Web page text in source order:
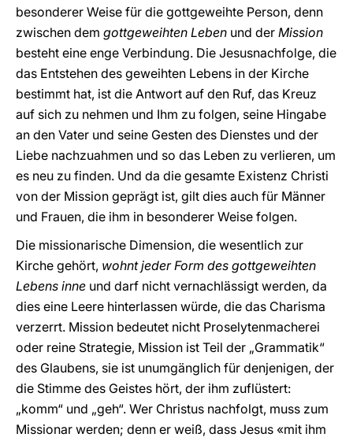
besonderer Weise für die gottgeweihte Person, denn
zwischen dem gottgeweihten Leben und der Mission
besteht eine enge Verbindung. Die Jesusnachfolge, die
das Entstehen des geweihten Lebens in der Kirche
bestimmt hat, ist die Antwort auf den Ruf, das Kreuz
auf sich zu nehmen und Ihm zu folgen, seine Hingabe
an den Vater und seine Gesten des Dienstes und der
Liebe nachzuahmen und so das Leben zu verlieren, um
es neu zu finden. Und da die gesamte Existenz Christi
von der Mission geprägt ist, gilt dies auch für Männer
und Frauen, die ihm in besonderer Weise folgen.
Die missionarische Dimension, die wesentlich zur
Kirche gehört, wohnt jeder Form des gottgeweihten
Lebens inne und darf nicht vernachlässigt werden, da
dies eine Leere hinterlassen würde, die das Charisma
verzerrt. Mission bedeutet nicht Proselytenmacherei
oder reine Strategie, Mission ist Teil der „Grammatik“
des Glaubens, sie ist unumgänglich für denjenigen, der
die Stimme des Geistes hört, der ihm zuflüstert:
„komm“ und „geh“. Wer Christus nachfolgt, muss zum
Missionar werden; denn er weiß, dass Jesus «mit ihm